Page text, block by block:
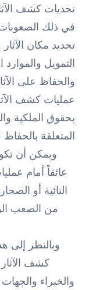
تحديات كشف
في ذلك الصعوبات
تحديد مكان
التمويل
والحفاظ على
عمليات كشف
بحقوق الملكية
المتعلقة
ويمكن أن
عائقاً أمام
النائية أو
من الصعب
وبالنظر إلى
كشف الآثار
والخبراء